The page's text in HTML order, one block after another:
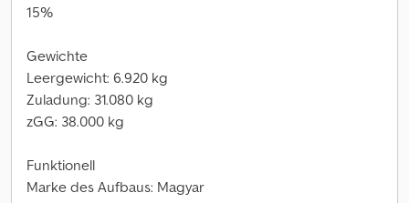
15%
Gewichte
Leergewicht: 6.920 kg
Zuladung: 31.080 kg
zGG: 38.000 kg
Funktionell
Marke des Aufbaus: Magyar